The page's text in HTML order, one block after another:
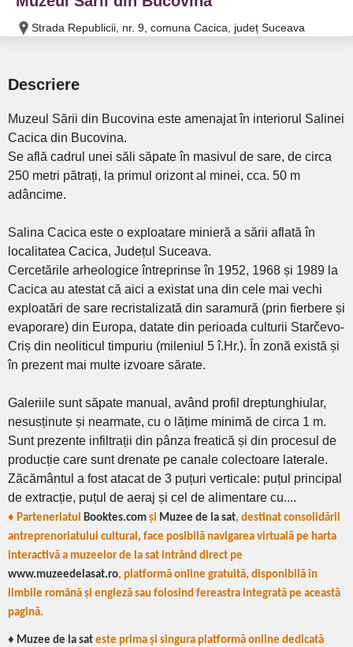
Strada Republicii, nr. 9, comuna Cacica, județ Suceava
Descriere
Muzeul Sării din Bucovina este amenajat în interiorul Salinei
Cacica din Bucovina.
Se află cadrul unei săli săpate în masivul de sare, de circa
250 metri pătrați, la primul orizont al minei, cca. 50 m
adâncime.
Salina Cacica este o exploatare minieră a sării aflată în
localitatea Cacica, Județul Suceava.
Cercetările arheologice întreprinse în 1952, 1968 și 1989 la
Cacica au atestat că aici a existat una din cele mai vechi
exploatări de sare recristalizată din saramură (prin fierbere și
evaporare) din Europa, datate din perioada culturii Starčevo-
Criș din neoliticul timpuriu (mileniul 5 î.Hr.). În zonă există și
în prezent mai multe izvoare sărate.
Galeriile sunt săpate manual, având profil dreptunghiular,
nesusținute și nearmate, cu o lățime minimă de circa 1 m.
Sunt prezente infiltrații din pânza freatică și din procesul de
producție care sunt drenate pe canale colectoare laterale.
Zăcământul a fost atacat de 3 puțuri verticale: puțul principal
de extracție, puțul de aeraj și cel de alimentare cu....
♦ Parteneriatul Booktes.com și Muzee de la sat, destinat consolidării
antreprenoriatului cultural, face posibilă navigarea virtuală pe harta
interactivă a muzeelor de la sat intrând direct pe
www.muzeedelasat.ro, platformă online gratuită, disponibilă în
limbile română și engleză sau folosind fereastra integrată pe această
pagină.
♦ Muzee de la sat este prima și singura platformă online dedicată